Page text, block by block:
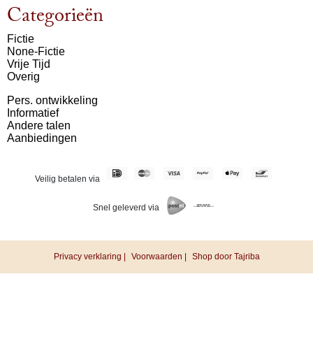
Categorieën
Fictie
None-Fictie
Vrije Tijd
Overig
Pers. ontwikkeling
Informatief
Andere talen
Aanbiedingen
Veilig betalen via
Snel geleverd via
Privacy verklaring | Voorwaarden | Shop door Tajriba